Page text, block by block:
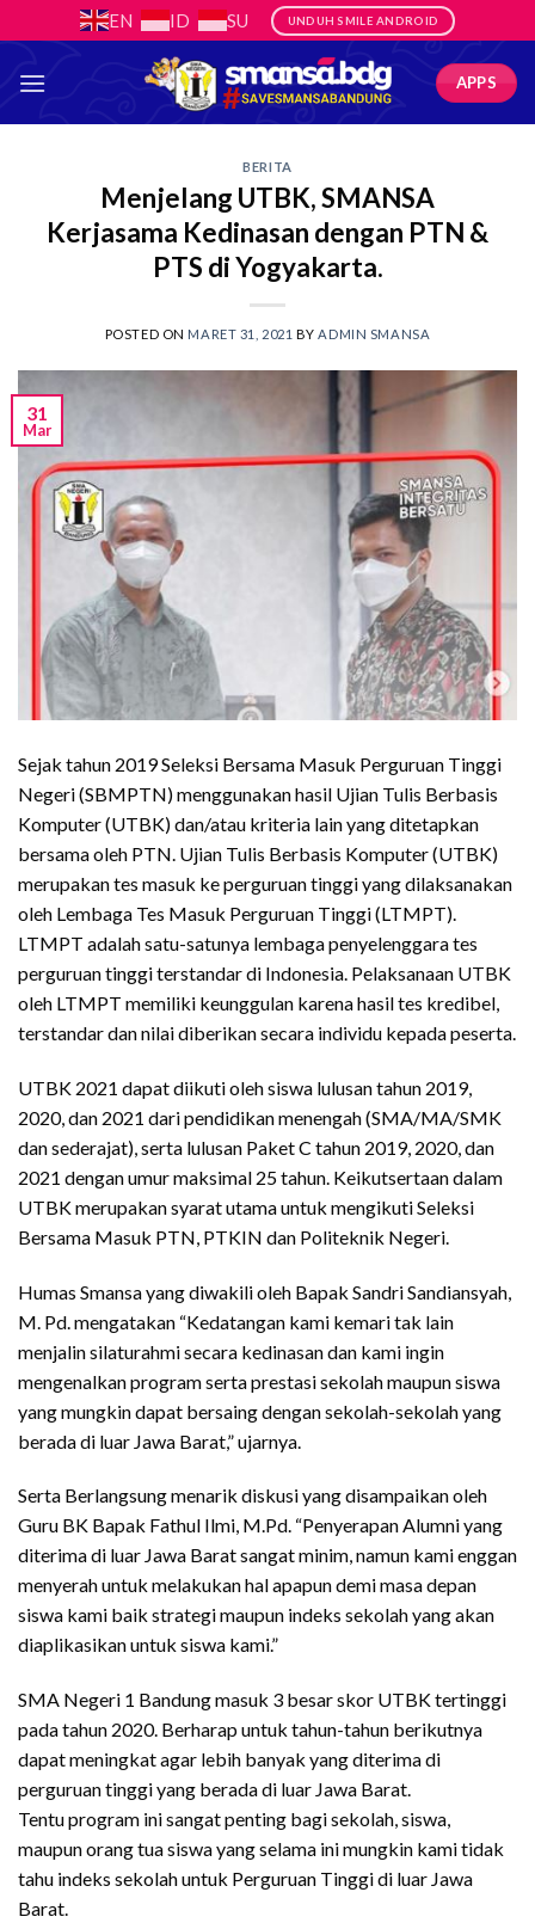
to
content
EN ID SU UNDUH SMILE ANDROID
APPS
BERITA
Menjelang UTBK, SMANSA
Kerjasama Kedinasan dengan PTN &
PTS di Yogyakarta.
POSTED ON MARET 31, 2021 BY ADMIN SMANSA
31
Mar
Sejak tahun 2019 Seleksi Bersama Masuk Perguruan Tinggi
Negeri (SBMPTN) menggunakan hasil Ujian Tulis Berbasis
Komputer (UTBK) dan/atau kriteria lain yang ditetapkan
bersama oleh PTN. Ujian Tulis Berbasis Komputer (UTBK)
merupakan tes masuk ke perguruan tinggi yang dilaksanakan
oleh Lembaga Tes Masuk Perguruan Tinggi (LTMPT).
LTMPT adalah satu-satunya lembaga penyelenggara tes
perguruan tinggi terstandar di Indonesia. Pelaksanaan UTBK
oleh LTMPT memiliki keunggulan karena hasil tes kredibel,
terstandar dan nilai diberikan secara individu kepada peserta.
UTBK 2021 dapat diikuti oleh siswa lulusan tahun 2019,
2020, dan 2021 dari pendidikan menengah (SMA/MA/SMK
dan sederajat), serta lulusan Paket C tahun 2019, 2020, dan
2021 dengan umur maksimal 25 tahun. Keikutsertaan dalam
UTBK merupakan syarat utama untuk mengikuti Seleksi
Bersama Masuk PTN, PTKIN dan Politeknik Negeri.
Humas Smansa yang diwakili oleh Bapak Sandri Sandiansyah,
M. Pd. mengatakan “Kedatangan kami kemari tak lain
menjalin silaturahmi secara kedinasan dan kami ingin
mengenalkan program serta prestasi sekolah maupun siswa
yang mungkin dapat bersaing dengan sekolah-sekolah yang
berada di luar Jawa Barat,” ujarnya.
Serta Berlangsung menarik diskusi yang disampaikan oleh
Guru BK Bapak Fathul Ilmi, M.Pd. “Penyerapan Alumni yang
diterima di luar Jawa Barat sangat minim, namun kami enggan
menyerah untuk melakukan hal apapun demi masa depan
siswa kami baik strategi maupun indeks sekolah yang akan
diaplikasikan untuk siswa kami.”
SMA Negeri 1 Bandung masuk 3 besar skor UTBK tertinggi
pada tahun 2020. Berharap untuk tahun-tahun berikutnya
dapat meningkat agar lebih banyak yang diterima di
perguruan tinggi yang berada di luar Jawa Barat.
Tentu program ini sangat penting bagi sekolah, siswa,
maupun orang tua siswa yang selama ini mungkin kami tidak
tahu indeks sekolah untuk Perguruan Tinggi di luar Jawa
Barat.